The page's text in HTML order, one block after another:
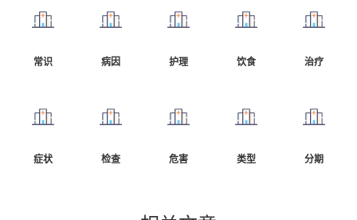
常识 病因 护理 饮食 治疗
症状 检查 危害 类型 分期